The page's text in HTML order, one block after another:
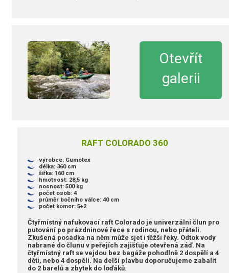
Otevřít
galerii
RAFT COLORADO 360
výrobce: Gumotex
délka: 360 cm
šířka: 160 cm
hmotnost: 28,5 kg
nosnost: 500 kg
počet osob: 4
průměr bočního válce: 40 cm
počet komor: 5+2
Čtyřmístný nafukovací raft Colorado je univerzální člun pro
putování po prázdninové řece s rodinou, nebo přáteli.
Zkušená posádka na něm může sjet i těžší řeky. Odtok vody
nabrané do člunu v peřejích zajišťuje otevřená záď. Na
čtyřmístný raft se vejdou bez bagáže pohodlně 2 dospělí a 4
děti, nebo 4 dospělí. Na delší plavbu doporučujeme zabalit
do 2 barelů a zbytek do loďáků.